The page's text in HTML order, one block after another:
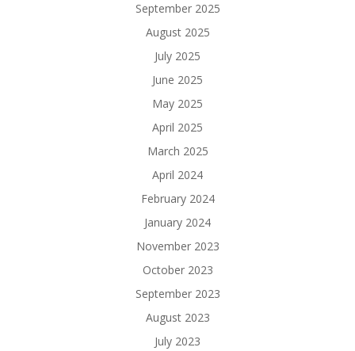
September 2025
August 2025
July 2025
June 2025
May 2025
April 2025
March 2025
April 2024
February 2024
January 2024
November 2023
October 2023
September 2023
August 2023
July 2023